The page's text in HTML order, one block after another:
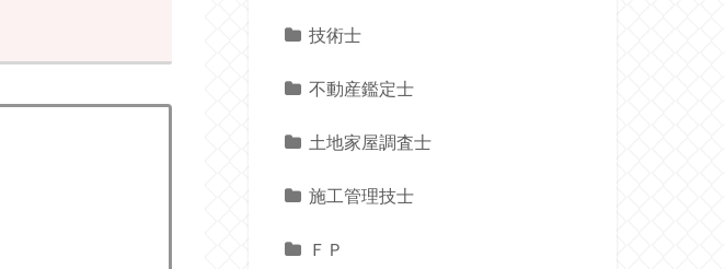
技術士
不動産鑑定士
土地家屋調査士
施工管理技士
ＦＰ